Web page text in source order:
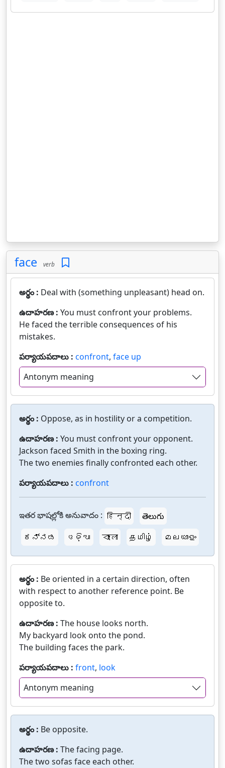
face verb
అర్థం : Deal with (something unpleasant) head on.
ఉదాహరణ : You must confront your problems.
He faced the terrible consequences of his
mistakes.
పర్యాయపదాలు : confront, face up
Antonym meaning
అర్థం : Oppose, as in hostility or a competition.
ఉదాహరణ : You must confront your opponent.
Jackson faced Smith in the boxing ring.
The two enemies finally confronted each other.
పర్యాయపదాలు : confront
ఇతర భాషల్లోకి అనువాదం : हिन्दी
తెలుగు
ಕನ್ನಡ
ଓଡ଼ିଆ বাংলা தமிழ் മലയാളം
అర్థం : Be oriented in a certain direction, often
with respect to another reference point. Be
opposite to.
ఉదాహరణ : The house looks north.
My backyard look onto the pond.
The building faces the park.
పర్యాయపదాలు : front, look
Antonym meaning
అర్థం : Be opposite.
ఉదాహరణ : The facing page.
The two sofas face each other.